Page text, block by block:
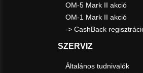
OM-5 Mark II akció
OM-1 Mark II akció
-> CashBack
SZERVIZ
Általános tudnivalók